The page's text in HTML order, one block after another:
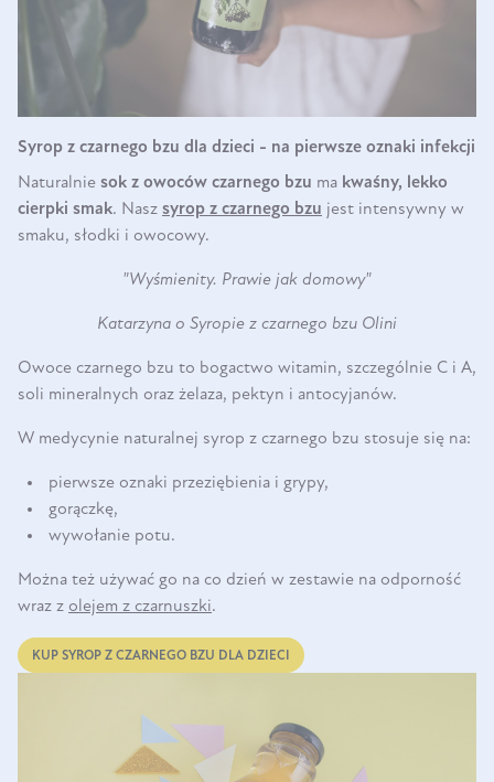
Syrop z czarnego bzu dla dzieci - na pierwsze oznaki infekcji
Naturalnie sok z owoców czarnego bzu ma kwaśny, lekko
cierpki smak. Nasz syrop z czarnego bzu jest intensywny w
smaku, słodki i owocowy.
"Wyśmienity. Prawie jak domowy"
Katarzyna o Syropie z czarnego bzu Olini
Owoce czarnego bzu to bogactwo witamin, szczególnie C i A,
soli mineralnych oraz żelaza, pektyn i antocyjanów.
W medycynie naturalnej syrop z czarnego bzu stosuje się na:
pierwsze oznaki przeziębienia i grypy,
gorączkę,
wywołanie potu.
Można też używać go na co dzień w zestawie na odporność
wraz z olejem z czarnuszki.
KUP SYROP Z CZARNEGO BZU DLA DZIECI